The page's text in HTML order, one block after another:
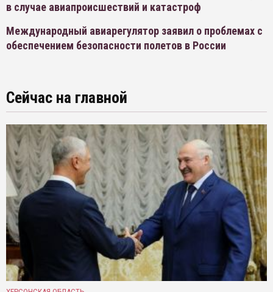
в случае авиапроисшествий и катастроф
Международный авиарегулятор заявил о проблемах с
обеспечением безопасности полетов в России
Сейчас на главной